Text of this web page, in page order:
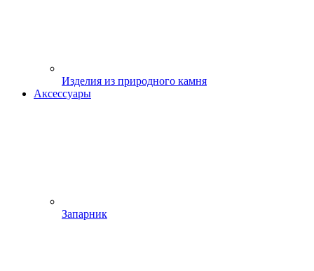
Изделия из природного камня
Аксессуары
Запарник